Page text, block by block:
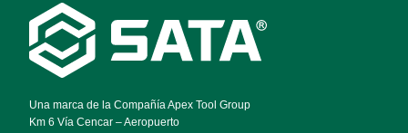
Footer
Navigation
Una marca de la Compañía Apex Tool Group
Km 6 Vía Cencar – Aeropuerto